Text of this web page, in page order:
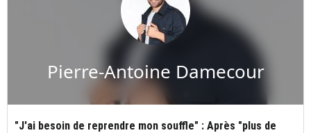
Pierre-Antoine Damecour
"J'ai besoin de reprendre mon souffle" : Après "plus de